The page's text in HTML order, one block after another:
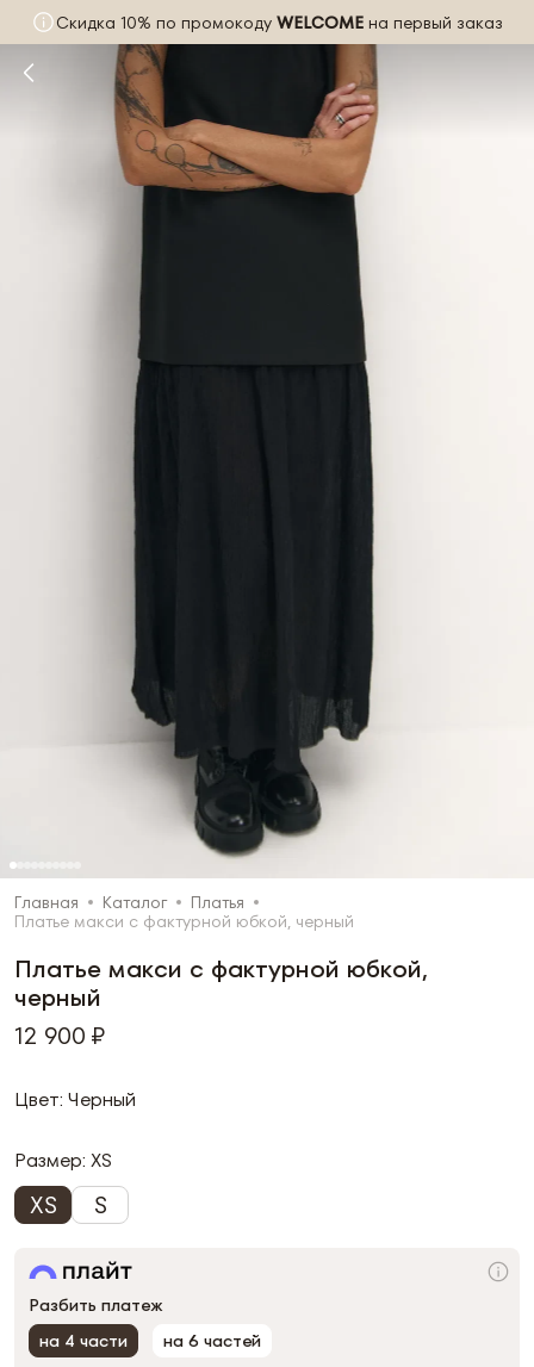
Скидка 10% по промокоду WELCOME на первый заказ
Главная Каталог
Платья
Платье макси с фактурной юбкой, черный
Платье макси с фактурной юбкой,
черный
12 900 ₽
Цвет: Черный
Размер: XS
XS S
Разбить платеж
на 4 части
на 6 частей